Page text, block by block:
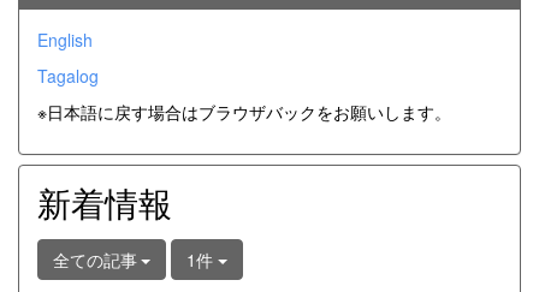
English
Tagalog
※日本語に戻す場合はブラウザバックをお願いします。
新着情報
全ての記事 1件